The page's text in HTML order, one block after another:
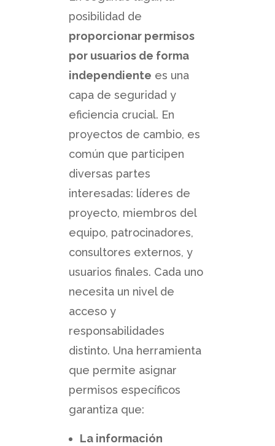
posibilidad de
proporcionar permisos
por usuarios de forma
independiente es una
capa de seguridad y
eficiencia crucial. En
proyectos de cambio, es
común que participen
diversas partes
interesadas: líderes de
proyecto, miembros del
equipo, patrocinadores,
consultores externos, y
usuarios finales. Cada uno
necesita un nivel de
acceso y
responsabilidades
distinto. Una herramienta
que permite asignar
permisos específicos
garantiza que:
La información